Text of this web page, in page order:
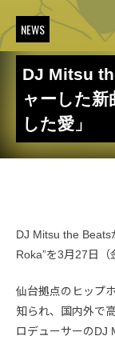
NEWS
DJ Mitsu
ャーした
した愛」
DJ Mitsu the Beats
Roka”を3月27日（
仙台拠点のヒップ
知られ、国内外で
ロデューサーのDJ